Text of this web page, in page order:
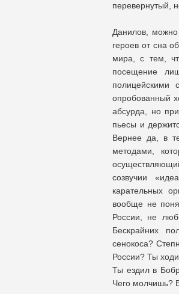
перевернутый,
Данилов, можно
героев от сна
мира, с тем,
посещение
полицейскими
опробованный
абсурда, но
пьесы и
Вернее да, в
методами,
созвучии
карательных
вообще не
России, не
Бескрайних
сенокоса?
России? Ты
Ты ездил в
Чего молчишь?